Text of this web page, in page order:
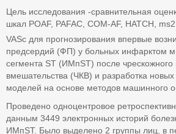
Цель исследования -сравнительная
шкал POAF, PAFAC, COM-AF, HATCH,
VASc для прогнозирования впервые
предсердий (ФП) у больных инфарктом
сегмента ST (ИМпST) после чрескожного
вмешательства (ЧКВ) и разработка новых
моделей на основе методов машинного
Проведено одноцентровое
данным 3449 электронных историй
ИМпST. Было выделено 2 группы лиц, в